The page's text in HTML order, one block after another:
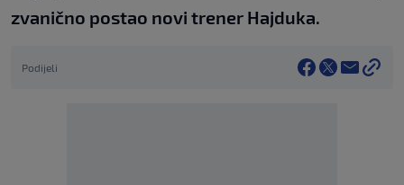
zvanično postao novi trener Hajduka.
Podijeli